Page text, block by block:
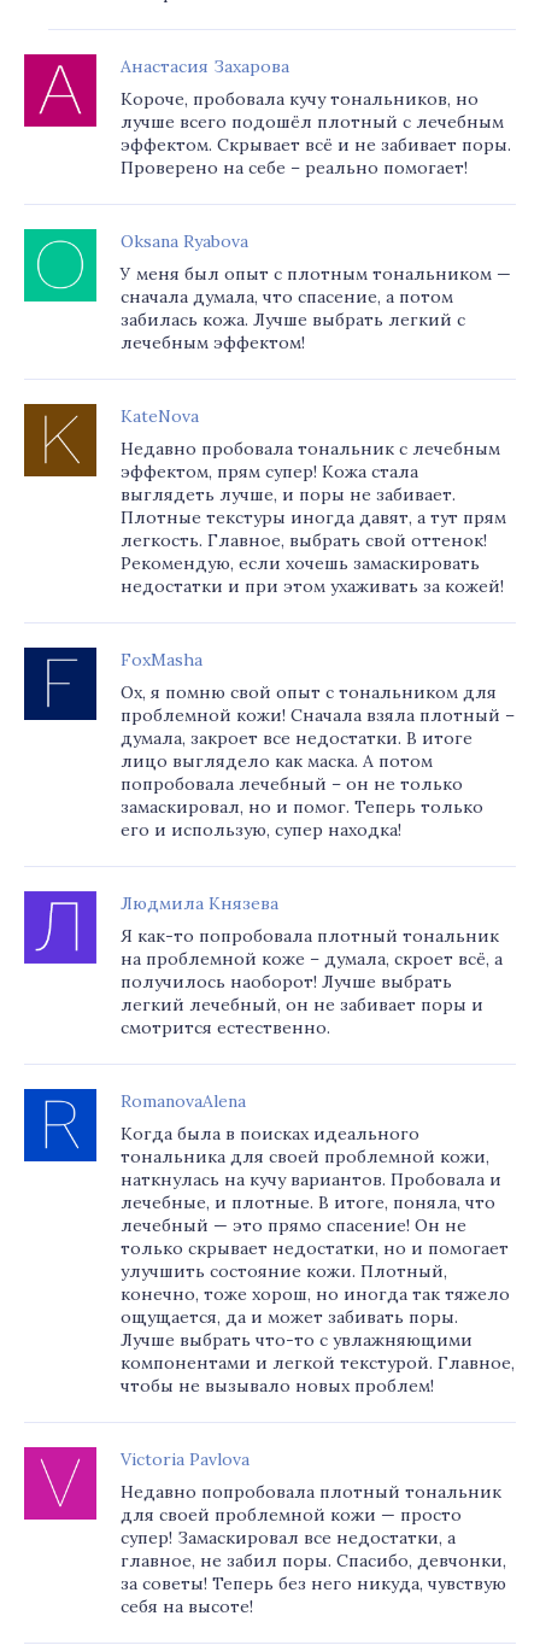
Анастасия Захарова
Короче, пробовала кучу тональников, но
лучше всего подошёл плотный с лечебным
эффектом. Скрывает всё и не забивает поры.
Проверено на себе – реально помогает!
Oksana Ryabova
У меня был опыт с плотным тональником —
сначала думала, что спасение, а потом
забилась кожа. Лучше выбрать легкий с
лечебным эффектом!
KateNova
Недавно пробовала тональник с лечебным
эффектом, прям супер! Кожа стала
выглядеть лучше, и поры не забивает.
Плотные текстуры иногда давят, а тут прям
легкость. Главное, выбрать свой оттенок!
Рекомендую, если хочешь замаскировать
недостатки и при этом ухаживать за кожей!
FoxMasha
Ох, я помню свой опыт с тональником для
проблемной кожи! Сначала взяла плотный –
думала, закроет все недостатки. В итоге
лицо выглядело как маска. А потом
попробовала лечебный – он не только
замаскировал, но и помог. Теперь только
его и использую, супер находка!
Людмила Князева
Я как-то попробовала плотный тональник
на проблемной коже – думала, скроет всё, а
получилось наоборот! Лучше выбрать
легкий лечебный, он не забивает поры и
смотрится естественно.
RomanovaAlena
Когда была в поисках идеального
тональника для своей проблемной кожи,
наткнулась на кучу вариантов. Пробовала и
лечебные, и плотные. В итоге, поняла, что
лечебный — это прямо спасение! Он не
только скрывает недостатки, но и помогает
улучшить состояние кожи. Плотный,
конечно, тоже хорош, но иногда так тяжело
ощущается, да и может забивать поры.
Лучше выбрать что-то с увлажняющими
компонентами и легкой текстурой. Главное,
чтобы не вызывало новых проблем!
Victoria Pavlova
Недавно попробовала плотный тональник
для своей проблемной кожи — просто
супер! Замаскировал все недостатки, а
главное, не забил поры. Спасибо, девчонки,
за советы! Теперь без него никуда, чувствую
себя на высоте!